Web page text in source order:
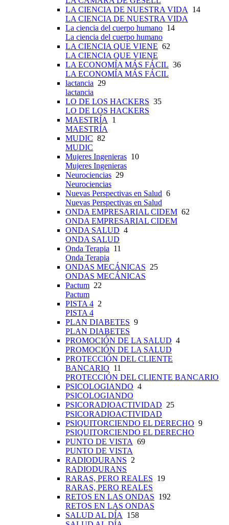
LA CIENCIA DE NUESTRA VIDA 14
LA CIENCIA DE NUESTRA VIDA
La ciencia del cuerpo humano 14
La ciencia del cuerpo humano
LA CIENCIA QUE VIENE 62
LA CIENCIA QUE VIENE
LA ECONOMÍA MÁS FÁCIL 36
LA ECONOMÍA MÁS FÁCIL
lactancia 29
lactancia
LO DE LOS HACKERS 35
LO DE LOS HACKERS
MAESTRÍA 1
MAESTRÍA
MUDIC 82
MUDIC
Mujeres Ingenieras 10
Mujeres Ingenieras
Neurociencias 29
Neurociencias
Nuevas Perspectivas en Salud 6
Nuevas Perspectivas en Salud
ONDA EMPRESARIAL CIDEM 62
ONDA EMPRESARIAL CIDEM
ONDA SALUD 4
ONDA SALUD
Onda Terapia 11
Onda Terapia
ONDAS MECÁNICAS 25
ONDAS MECÁNICAS
Pactum 22
Pactum
PISTA 4 2
PISTA 4
PLAN DIABETES 9
PLAN DIABETES
PROMOCIÓN DE LA SALUD 4
PROMOCIÓN DE LA SALUD
PROTECCIÓN DEL CLIENTE
BANCARIO 11
PROTECCIÓN DEL CLIENTE BANCARIO
PSICOLOGIANDO 4
PSICOLOGIANDO
PSICORADIOACTIVIDAD 25
PSICORADIOACTIVIDAD
PSIQUITORCIENDO EL DERECHO 9
PSIQUITORCIENDO EL DERECHO
PUNTO DE VISTA 69
PUNTO DE VISTA
RADIODURANS 2
RADIODURANS
RARAS, PERO REALES 19
RARAS, PERO REALES
RETOS EN LAS ONDAS 192
RETOS EN LAS ONDAS
SALUD AL DÍA 158